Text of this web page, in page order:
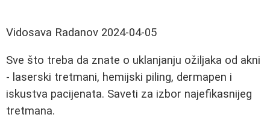
Vidosava Radanov 2024-04-05
Sve što treba da znate o uklanjanju ožiljaka od akni
- laserski tretmani, hemijski piling, dermapen i
iskustva pacijenata. Saveti za izbor najefikasnijeg
tretmana.